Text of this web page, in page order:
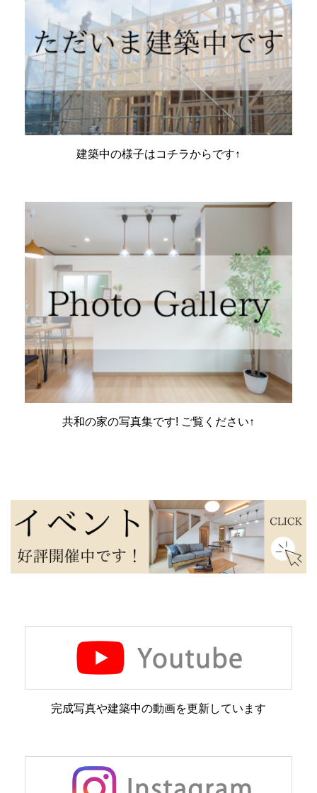
建築中の様子はコチラからです↑
共和の家の写真集です! ご覧ください↑
完成写真や建築中の動画を更新しています